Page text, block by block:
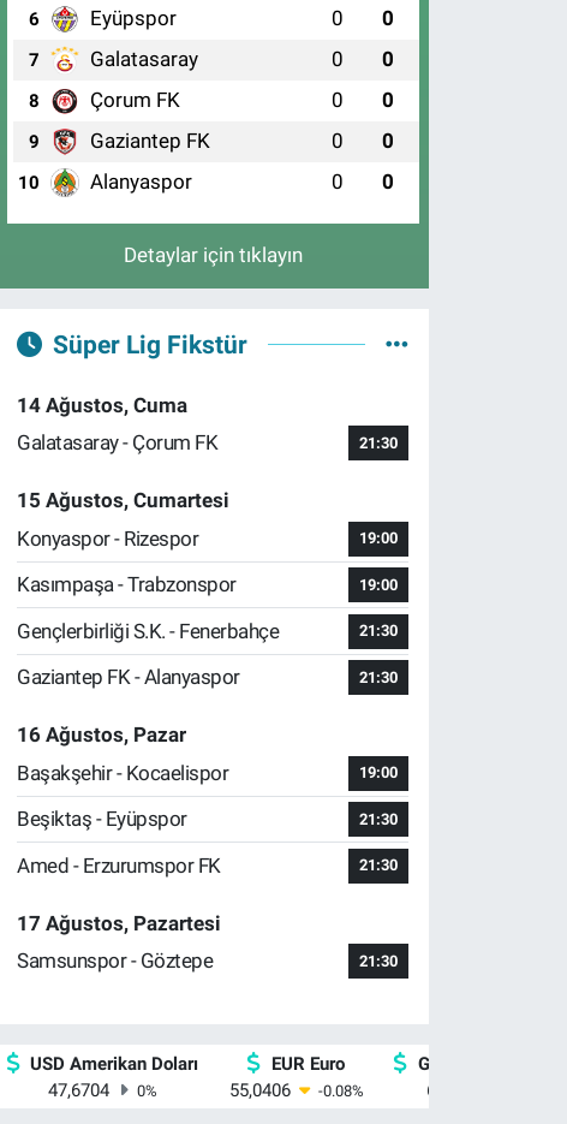
6 Eyüpspor 0 0
7 Galatasaray 0 0
8 Çorum FK 0 0
9 Gaziantep FK 0 0
10 Alanyaspor 0 0
Detaylar için tıklayın
Süper Lig Fikstür
14 Ağustos, Cuma
Galatasaray - Çorum FK
21:30
15 Ağustos, Cumartesi
Konyaspor - Rizespor
19:00
Kasımpaşa - Trabzonspor 19:00
Gençlerbirliği S.K. - Fenerbahçe 21:30
Gaziantep FK - Alanyaspor 21:30
16 Ağustos, Pazar
Başakşehir - Kocaelispor
19:00
Beşiktaş - Eyüpspor 21:30
Amed - Erzurumspor FK 21:30
17 Ağustos, Pazartesi
Samsunspor - Göztepe
21:30
USD Amerikan Doları
47,6704
0%
EUR Euro
55,0406
-0.08%
GBP İngiliz
64,2143